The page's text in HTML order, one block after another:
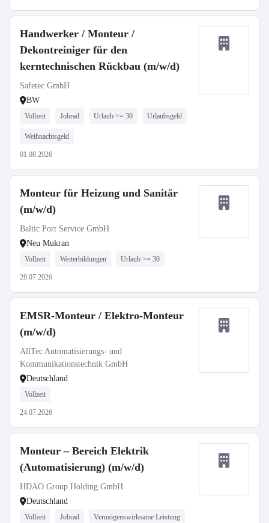
Handwerker / Monteur /
Dekontreiniger für den
kerntechnischen Rückbau (m/w/d)
Safetec GmbH
BW
Vollzeit Jobrad Urlaub >= 30 Urlaubsgeld
Weihnachtsgeld
01.08.2026
Monteur für Heizung und Sanitär
(m/w/d)
Baltic Port Service GmbH
Neu Mukran
Vollzeit Weiterbildungen Urlaub >= 30
28.07.2026
EMSR-Monteur / Elektro-Monteur
(m/w/d)
AllTec Automatisierungs- und
Kommunikationstechnik GmbH
Deutschland
Vollzeit
24.07.2026
Monteur – Bereich Elektrik
(Automatisierung) (m/w/d)
HDAO Group Holding GmbH
Deutschland
Vollzeit Jobrad Vermögenswirksame Leistung